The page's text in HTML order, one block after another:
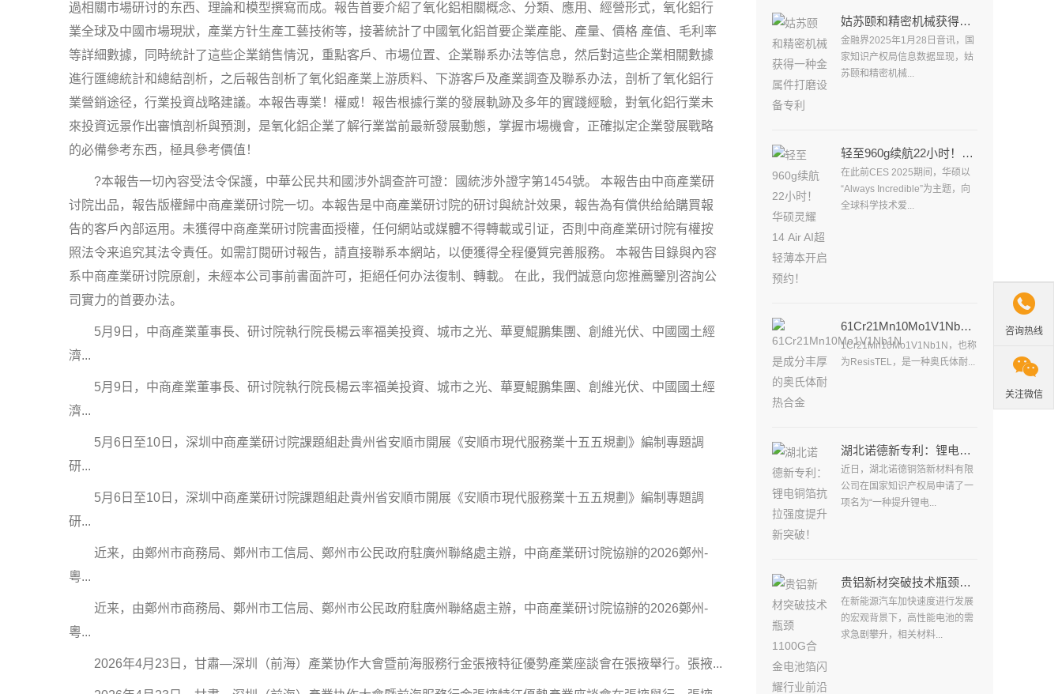
過相關市場研讨的东西、理論和模型撰寫而成。報告首要介紹了氧化鋁相關概念、分類、應用、經營形式，氧化鋁行
業全球及中國市場現狀，產業方针生產工藝技術等，接著統計了中國氧化鋁首要企業產能、產量、價格 產值、毛利率
等詳細數據，同時統計了這些企業銷售情況，重點客戶、市場位置、企業聯系办法等信息，然后對這些企業相關數據
進行匯總統計和總結剖析，之后報告剖析了氧化鋁產業上游质料、下游客戶及產業調查及聯系办法，剖析了氧化鋁行
業營銷途径，行業投資战略建議。本報告專業！權威！報告根據行業的發展軌跡及多年的實踐經驗，對氧化鋁行業未
來投資远景作出審慎剖析與預測，是氧化鋁企業了解行業當前最新發展動態，掌握市場機會，正確拟定企業發展戰略
的必備參考东西，極具參考價值！
?本報告一切內容受法令保護，中華公民共和國涉外調查許可證：國統涉外證字第1454號。 本報告由中商產業研
讨院出品，報告版權歸中商產業研讨院一切。本報告是中商產業研讨院的研讨與統計效果，報告為有償供给給購買報
告的客戶內部运用。未獲得中商產業研讨院書面授權，任何網站或媒體不得轉載或引证，否則中商產業研讨院有權按
照法令来追究其法令責任。如需訂閱研讨報告，請直接聯系本網站，以便獲得全程優質完善服務。 本報告目錄與內容
系中商產業研讨院原創，未經本公司事前書面許可，拒絕任何办法復制、轉載。 在此，我們誠意向您推薦鑒別咨詢公
司實力的首要办法。
5月9日，中商產業董事長、研讨院執行院長楊云率福美投資、城市之光、華夏鯤鵬集團、創維光伏、中國國土經
濟...
5月9日，中商產業董事長、研讨院執行院長楊云率福美投資、城市之光、華夏鯤鵬集團、創維光伏、中國國土經
濟...
5月6日至10日，深圳中商產業研讨院課題組赴貴州省安順市開展《安順市現代服務業十五五規劃》編制專題調
研...
5月6日至10日，深圳中商產業研讨院課題組赴貴州省安順市開展《安順市現代服務業十五五規劃》編制專題調
研...
近来，由鄭州市商務局、鄭州市工信局、鄭州市公民政府駐廣州聯絡處主辦，中商產業研讨院協辦的2026鄭州-
粵...
近来，由鄭州市商務局、鄭州市工信局、鄭州市公民政府駐廣州聯絡處主辦，中商產業研讨院協辦的2026鄭州-
粵...
2026年4月23日，甘肅—深圳（前海）產業协作大會暨前海服務行金張掖特征優勢產業座談會在張掖舉行。張掖...
姑苏颐和精密机械获得一种金属件打磨设备专利
金融界2025年1月28日音讯，国
家知识产权局信息数据显现，姑
苏颐和精密机械...
轻至960g续航22小时！华硕灵耀14 Air AI超轻薄本开启预约！
在此前CES 2025期间，华硕以
“Always Incredible”为主题，向
全球科学技术爱...
61Cr21Mn10Mo1V1Nb1N是成分丰厚的奥氏体耐热合金
1Cr21Mn10Mo1V1Nb1N，也称
为ResisTEL，是一种奥氏体耐...
湖北诺德新专利：锂电铜箔抗拉强度提升新突破！
近日，湖北诺德铜箔新材料有限
公司在国家知识产权局申请了一
项名为“一种提升锂电...
贵铝新材突破技术瓶颈1100G合金电池箔闪耀行业前沿
在新能源汽车加快速度进行发展
的宏观背景下，高性能电池的需
求急剧攀升，相关材料...

咨询热线

关注微信